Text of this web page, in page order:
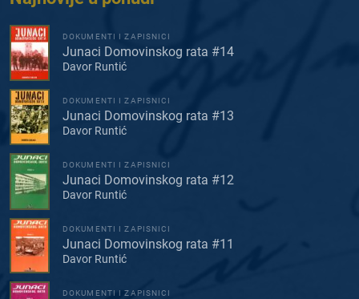
DOKUMENTI I ZAPISNICI
Junaci Domovinskog rata #14
Davor Runtić
DOKUMENTI I ZAPISNICI
Junaci Domovinskog rata #13
Davor Runtić
DOKUMENTI I ZAPISNICI
Junaci Domovinskog rata #12
Davor Runtić
DOKUMENTI I ZAPISNICI
Junaci Domovinskog rata #11
Davor Runtić
DOKUMENTI I ZAPISNICI